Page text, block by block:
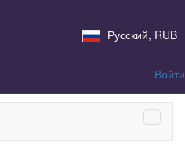
Русский, RUB
Войти